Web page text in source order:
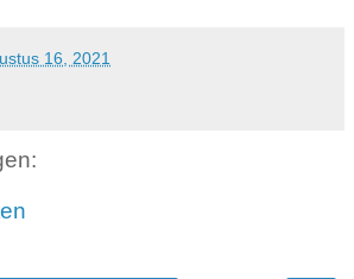
16, 2021